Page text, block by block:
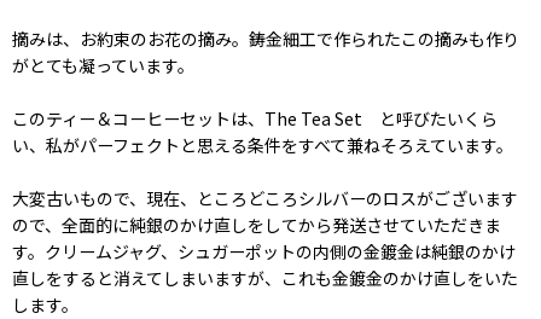
摘みは、お約束のお花の摘み。鋳金細工で作られたこの摘みも作り
がとても凝っています。
このティー＆コーヒーセットは、The Tea Set と呼びたいくら
い、私がパーフェクトと思える条件をすべて兼ねそろえています。
大変古いもので、現在、ところどころシルバーのロスがございます
ので、全面的に純銀のかけ直しをしてから発送させていただきま
す。クリームジャグ、シュガーポットの内側の金鍍金は純銀のかけ
直しをすると消えてしまいますが、これも金鍍金のかけ直しをいた
します。